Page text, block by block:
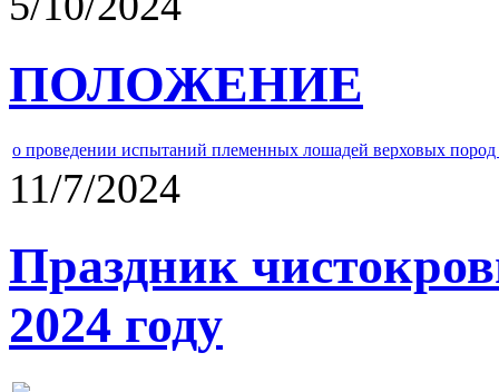
ПОЛОЖЕНИЕ
о проведении испытаний племенных лошадей верховых
11/7/2024
Праздник
2024 году